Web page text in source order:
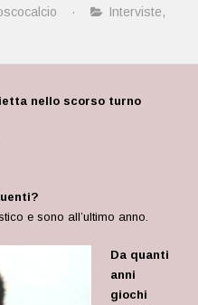
· Interviste,
nello scorso turno
e sono all’ultimo anno.
Da quanti
anni
giochi